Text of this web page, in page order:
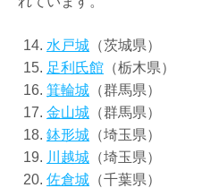
水戸城 （茨城県）
足利氏館 （栃木県）
箕輪城 （群馬県）
金山城 （群馬県）
鉢形城 （埼玉県）
川越城 （埼玉県）
佐倉城 （千葉県）